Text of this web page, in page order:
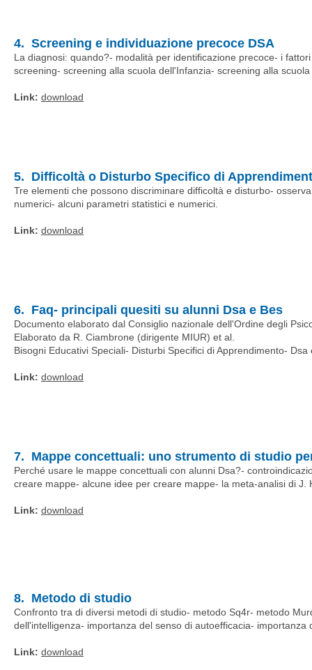
4. Screening e individuazione precoce DSA
La diagnosi: quando?- modalità per identificazione precoce- i
screening- screening alla scuola dell'Infanzia- screening alla
Link: download
5. Difficoltà o Disturbo Specifico di
Tre elementi che possono discriminare difficoltà e disturbo-
numerici- alcuni parametri statistici e numerici.
Link: download
6. Faq- principali quesiti su alunni Dsa e Bes
Documento elaborato dal Consiglio nazionale dell'Ordine degli
Elaborato da R. Ciambrone (dirigente MIUR) et al.
Bisogni Educativi Speciali- Disturbi Specifici di Apprendimento-
Link: download
7. Mappe concettuali: uno strumento di studio
Perché usare le mappe concettuali con alunni Dsa?-
creare mappe- alcune idee per creare mappe- la meta-analisi di J.
Link: download
8. Metodo di studio
Confronto tra di diversi metodi di studio- metodo Sq4r- metodo
dell'intelligenza- importanza del senso di autoefficacia- importanza
Link: download